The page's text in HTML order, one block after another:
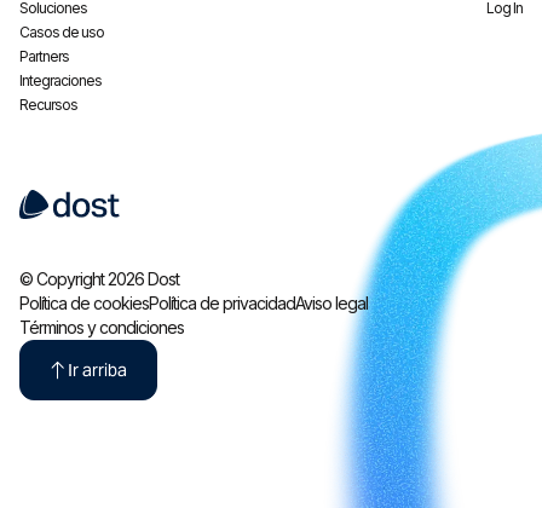
Soluciones
Casos de uso
Partners
Integraciones
Recursos
Log In
© Copyright 2026 Dost
Política de cookiesPolítica de privacidadAviso legal
Términos y condiciones
Ir arriba